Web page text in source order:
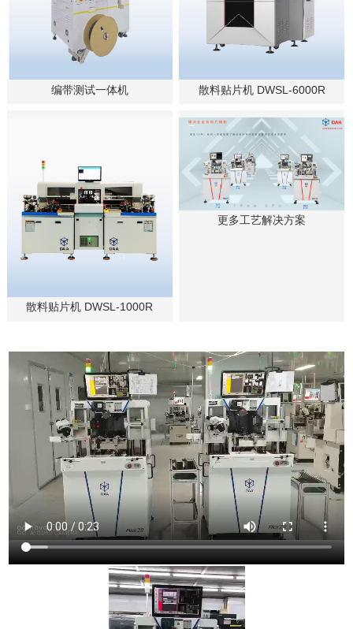
编带测试一体机 散料贴片机 DWSL-6000R
散料贴片机 DWSL-1000R
更多工艺解决方案